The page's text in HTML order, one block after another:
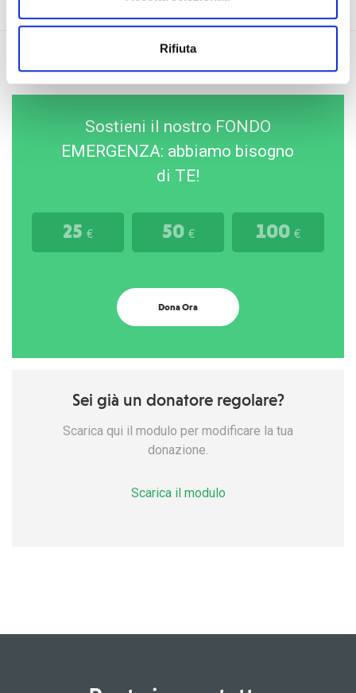
Rifiuta
Sostieni il nostro FONDO
EMERGENZA: abbiamo bisogno
di TE!
25 € 50 € 100 €
Dona Ora
Sei già un donatore regolare?
Scarica qui il modulo per modificare la tua
donazione.
Scarica il modulo